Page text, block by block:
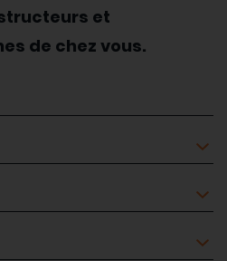
et
de chez vous.